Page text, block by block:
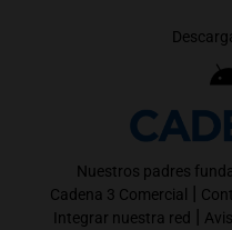
Nuestros padres
Cadena 3 Comercial |
Integrar nuestra red |